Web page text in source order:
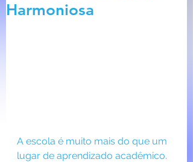
Harmoniosa
A escola é muito mais do que um
lugar de aprendizado acadêmico.